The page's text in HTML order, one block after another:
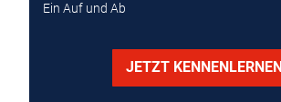
Ein Auf und Ab
JETZT KENNENLERNEN